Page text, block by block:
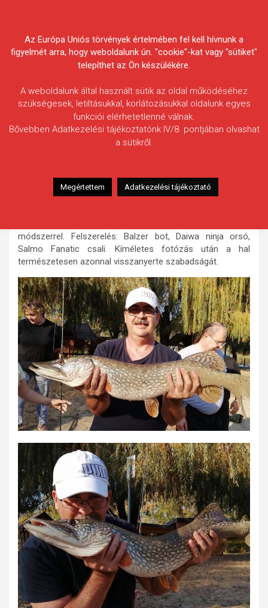
Egyesületek Szövetsége
Kalmár Sándor
Halfaj: Csuka
Fogott hal adatai: 4,30 kg
módszerrel. Felszerelés: Balzer bot, Daiwa ninja orsó,
Salmo Fanatic csali. Kíméletes fotózás után a hal
természetesen azonnal visszanyerte szabadságát.
Az Európa Uniós törvények értelmében fel kell hívnunk a
figyelmét arra, hogy weboldalunk ún. "cookie"-kat vagy "sütiket"
telepíthet az Ön készülékére.
A weboldalunk által használt sütik az oldal működéséhez
szükségesek, letiltásukkal, korlátozásukkal oldalunk egyes
funkciói elérhetetlenné válnak.
Bővebben Adatkezelési tájékoztatónk IV/8. pontjában olvashat
a sütikről.
Megértettem Adatkezelési tájékoztató